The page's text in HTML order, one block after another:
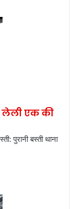
लेली एक की
पुरानी बस्ती थाना